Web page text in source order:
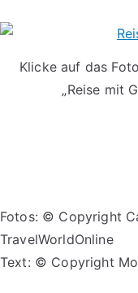
Klicke auf das
„Reise mit
Fotos: © Copyright
TravelWorldOnline
Text: © Copyright